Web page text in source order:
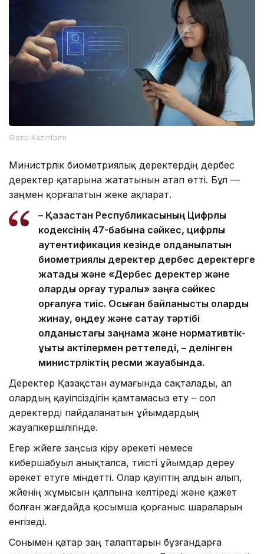
Фото: Kazinform
Министрлік биометриялық деректердің дербес
деректер қатарына жататынын атап өтті. Бұл —
заңмен қорғалатын жеке ақпарат.
– Қазақстан Республикасының Цифрлық
кодексінің 47-бабына сәйкес, цифрлық
аутентификация кезінде қолданылатын
биометриялық деректер дербес деректерге
жатады және «Дербес деректер және
оларды қорғау туралы» заңға сәйкес
қорғалуға тиіс. Осыған байланысты оларды
жинау, өңдеу және сақтау тәртібі
қолданыстағы заңнама және нормативтік-
құқықтық актілермен реттеледі, – делінген
министрліктің ресми жауабында.
Деректер Қазақстан аумағында сақталады, ал
олардың қауіпсіздігін қамтамасыз ету – сол
деректерді пайдаланатын ұйымдардың
жауапкершілігінде.
Егер жүйеге заңсыз кіру әрекеті немесе
кибершабуыл анықталса, тиісті ұйымдар дереу
әрекет етуге міндетті. Олар қауіптің алдын алып,
жүйенің жұмысын қалпына келтіреді және қажет
болған жағдайда қосымша қорғаныс шараларын
енгізеді.
Сонымен қатар заң талаптарын бұзғандарға